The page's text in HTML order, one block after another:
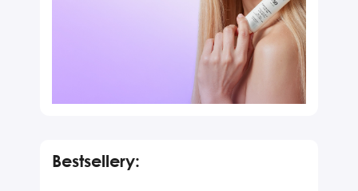
Bestsellery: